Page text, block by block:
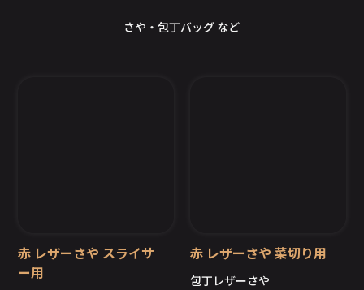
さや・包丁バッグ など
赤 レザーさや スライサ
ー用
赤 レザーさや 菜切り用
包丁レザーさや